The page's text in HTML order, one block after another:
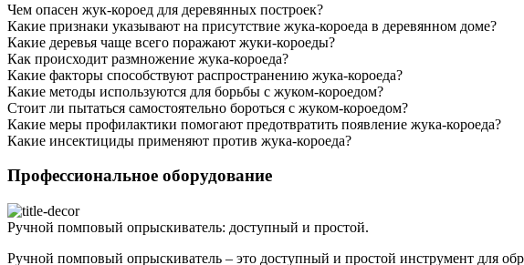
Чем опасен жук-короед для деревянных построек?
Какие признаки указывают на присутствие жука-короеда в деревянном доме?
Какие деревья чаще всего поражают жуки-короеды?
Как происходит размножение жука-короеда?
Какие факторы способствуют распространению жука-короеда?
Какие методы используются для борьбы с жуком-короедом?
Стоит ли пытаться самостоятельно бороться с жуком-короедом?
Какие меры профилактики помогают предотвратить появление жука-короеда?
Какие инсектициды применяют против жука-короеда?
Профессиональное оборудование
Ручной помповый опрыскиватель: доступный и простой.
Ручной помповый опрыскиватель – это доступный и простой инструмент для